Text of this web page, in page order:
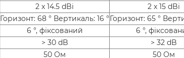
2 x 14.5 dBi
2 x 15 dBi
Горизонт: 68 ° Вертикаль: 16 °Горизонт: 65 °
6 °, фіксований
6 °,
> 30 dB
> 32 dB
50 Ом
50 Ом